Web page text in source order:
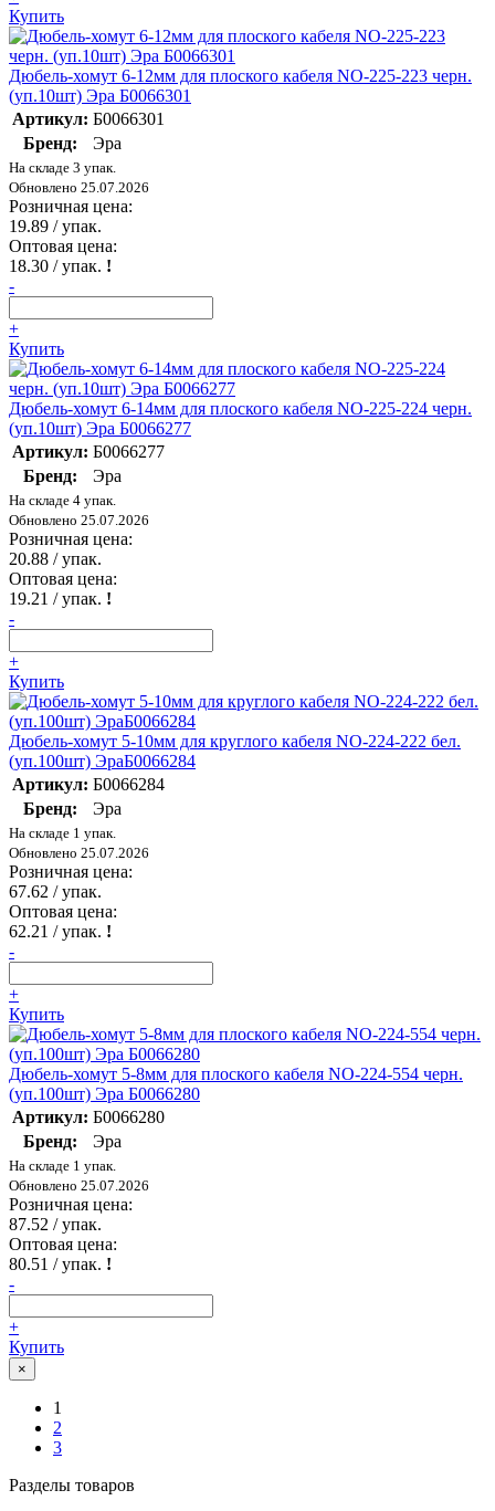
Купить
Дюбель-хомут 6-12мм для плоского кабеля NO-225-223 черн.
(уп.10шт) Эра Б0066301
Артикул: Б0066301
Бренд:
Эра
На складе 3 упак.
Обновлено 25.07.2026
Розничная цена:
19.89 / упак.
Оптовая цена:
18.30 / упак. !
-
+
Купить
Дюбель-хомут 6-14мм для плоского кабеля NO-225-224 черн.
(уп.10шт) Эра Б0066277
Артикул: Б0066277
Бренд:
Эра
На складе 4 упак.
Обновлено 25.07.2026
Розничная цена:
20.88 / упак.
Оптовая цена:
19.21 / упак. !
-
+
Купить
Дюбель-хомут 5-10мм для круглого кабеля NO-224-222 бел.
(уп.100шт) ЭраБ0066284
Артикул: Б0066284
Бренд:
Эра
На складе 1 упак.
Обновлено 25.07.2026
Розничная цена:
67.62 / упак.
Оптовая цена:
62.21 / упак. !
-
+
Купить
Дюбель-хомут 5-8мм для плоского кабеля NO-224-554 черн.
(уп.100шт) Эра Б0066280
Артикул: Б0066280
Бренд:
Эра
На складе 1 упак.
Обновлено 25.07.2026
Розничная цена:
87.52 / упак.
Оптовая цена:
80.51 / упак. !
-
+
Купить
×
1
2
3
Разделы товаров